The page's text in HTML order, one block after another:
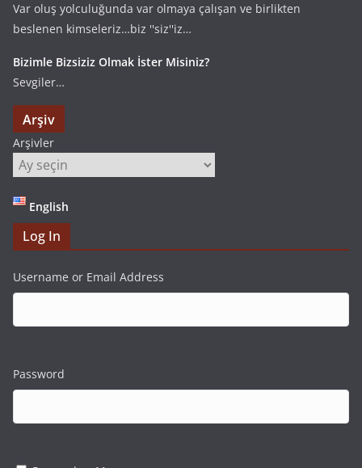
Var oluş yolculuğunda var olmaya çalışan ve birlikten
beslenen kimseleriz…biz ''siz''iz…
Bizimle Bizsiziz Olmak İster Misiniz?
Sevgiler…
Arşiv
Arşivler
English
Log In
Username or Email Address
Password